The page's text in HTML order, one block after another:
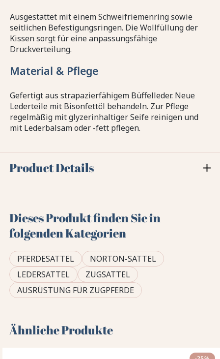
Ausgestattet mit einem Schweifriemenring sowie
seitlichen Befestigungsringen. Die Wollfüllung der
Kissen sorgt für eine anpassungsfähige
Druckverteilung.
Material & Pflege
Gefertigt aus strapazierfähigem Büffelleder. Neue
Lederteile mit Bisonfettöl behandeln. Zur Pflege
regelmäßig mit glyzerinhaltiger Seife reinigen und
mit Lederbalsam oder -fett pflegen.
Product Details
Dieses Produkt finden Sie in
folgenden Kategorien
PFERDESATTEL
NORTON-SATTEL
LEDERSATTEL
ZUGSATTEL
AUSRÜSTUNG FÜR ZUGPFERDE
Ähnliche Produkte